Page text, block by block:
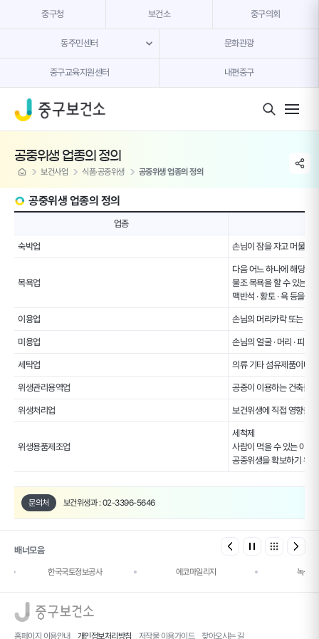
중구청 보건소 중구의회
동주민센터 문화관광
중구교육지원센터 내편중구
공중위생 업종의 정의
home 보건사업 식품·공중위생 공중위생 업종의 정의
share
공중위생 업종의 정의
영
내
업종
숙박업 손님이 잠을 자고 머물 수
목욕업
다음 어느 하나에 해당하
물조 목욕을 할 수 있는
맥반석 · 황토 · 욕 등을
이용업 손님의 머리카락 또는 수
미용업 손님의 얼굴 · 머리 · 피
세탁업 의류 기타 섬유제품이나
위생관리용역업 공중이 이용하는 건축물
위생처리업 보건위생에 직접 영향을
위생용품제조업
세척제
사람이 먹을 수 있는 야채
공중위생을 확보하기 위
문의처 보건위생과 : 02-3396-5646
배너모음
한국국토정보공사 에코마일리지 녹색건
홈페이지 이용안내 개인정보처리방침 저작물 이용가이드 찾아오시는 길